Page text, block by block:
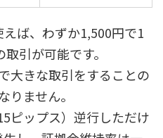
ば、わずか1,500円で1
引が可能です。
大きな取引をすることの
りません。
ピップス）逆行しただけ